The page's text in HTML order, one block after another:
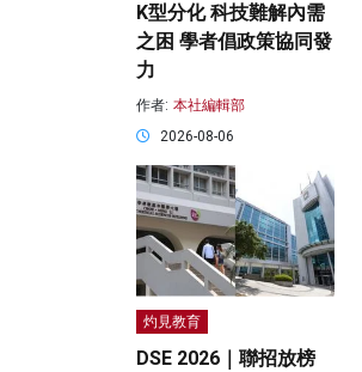
K型分化 科技難解內需
之困 學者倡政策協同發
力
作者: 本社編輯部
2026-08-06
灼見教育
DSE 2026｜聯招放榜